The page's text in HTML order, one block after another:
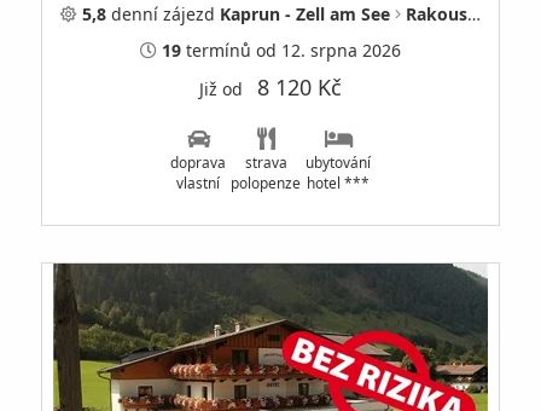
5,8 denní zájezd Kaprun - Zell am See
Rakousko
19 termínů od 12. srpna 2026
Již od 8 120 Kč
doprava
vlastní
strava
polopenze
ubytování
hotel ***